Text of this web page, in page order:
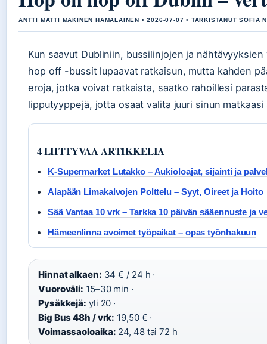
ANTTI MATTI MAKINEN HAMALAINEN • 2026-07-07 • TARKISTANUT SOFIA
Kun saavut Dubliniin, bussilinjojen ja
hop off -bussit lupaavat ratkaisun, mutta kahden
eroja, jotka voivat ratkaista, saatko rahoillesi
lipputyyppejä, jotta osaat valita juuri sinun
4 LIITTYVAA ARTIKKELIA
K-Supermarket Lutakko – Aukioloajat, sijainti ja
Alapään Limakalvojen Polttelu – Syyt, Oireet ja Hoito
Sää Vantaa 10 vrk – Tarkka 10 päivän sääennuste ja
Hämeenlinna avoimet työpaikat – opas työnhakuun
Hinnat alkaen: 34 € / 24 h ·
Vuoroväli: 15–30 min ·
Pysäkkejä: yli 20 ·
Big Bus 48h / vrk: 19,50 € ·
Voimassaoloaika: 24, 48 tai 72 h